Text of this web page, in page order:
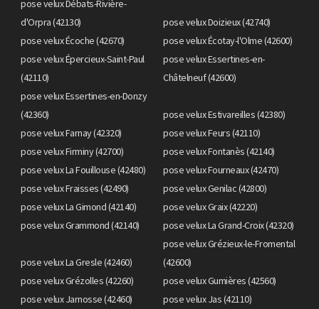
pose velux Débats-Rivière-
d'Orpra (42130)
pose velux Doizieux (42740)
pose velux Écoche (42670)
pose velux Écotay-l'Olme (42600)
pose velux Épercieux-Saint-Paul
(42110)
pose velux Essertines-en-
Châtelneuf (42600)
pose velux Essertines-en-Donzy
(42360)
pose velux Estivareilles (42380)
pose velux Farnay (42320)
pose velux Feurs (42110)
pose velux Firminy (42700)
pose velux Fontanès (42140)
pose velux La Fouillouse (42480)
pose velux Fourneaux (42470)
pose velux Fraisses (42490)
pose velux Genilac (42800)
pose velux La Gimond (42140)
pose velux Graix (42220)
pose velux Grammond (42140)
pose velux La Grand-Croix (42320)
pose velux La Gresle (42460)
pose velux Grézieux-le-Fromental
(42600)
pose velux Grézolles (42260)
pose velux Gumières (42560)
pose velux Jarnosse (42460)
pose velux Jas (42110)